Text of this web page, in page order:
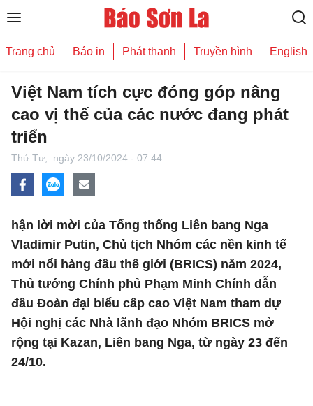
Trang chủ Báo in Phát thanh Truyền hình English
Việt Nam tích cực đóng góp nâng
cao vị thế của các nước đang phát
triển
Thứ Tư, ngày 23/10/2024 - 07:44
hận lời mời của Tổng thống Liên bang Nga
Vladimir Putin, Chủ tịch Nhóm các nền kinh tế
mới nổi hàng đầu thế giới (BRICS) năm 2024,
Thủ tướng Chính phủ Phạm Minh Chính dẫn
đầu Ðoàn đại biểu cấp cao Việt Nam tham dự
Hội nghị các Nhà lãnh đạo Nhóm BRICS mở
rộng tại Kazan, Liên bang Nga, từ ngày 23 đến
24/10.